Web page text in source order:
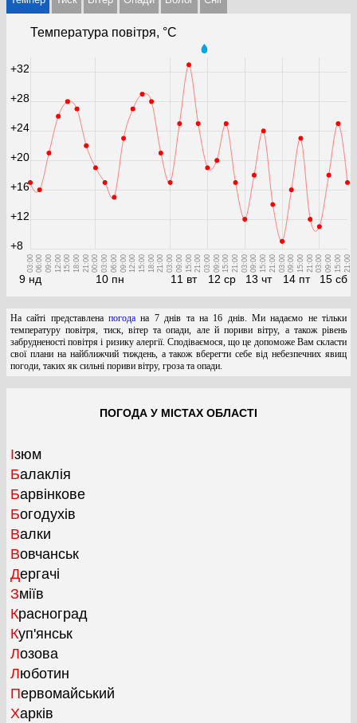
Температура повітря, °С
9 нд
03:0006:00 09:00 12:0015:00 18:00 21:00
10 пн
00:00 03:00 06:00 09:0012:00 15:00 18:0021:00
11 вт
03:00 09:00 15:0021:00
12 ср
03:00 09:0015:00 21:00
13 чт
03:0009:00 15:00 21:00
14 пт
03:0009:00 15:00 21:00
15 сб
03:00 09:00 15:00 21:00
+8
+12
+16
+20
+24
+28
+32
На сайті представленапогода на 7 днів та на 16 днів. Ми надаємо не тільки
температуру повітря, тиск, вітер та опади, але й пориви вітру, а також рівень
забрудненості повітря і ризику алергії. Сподіваємося, що це допоможе Вам скласти
свої плани на найближчий тиждень, а також вберегти себе від небезпечних явищ
погоди, таких як сильні пориви вітру, гроза та опади.
ПОГОДА У МІСТАХ ОБЛАСТІ
Ізюм
Балаклія
Барвінкове
Богодухів
Валки
Вовчанськ
Дергачі
Зміїв
Красноград
Куп'янськ
Лозова
Люботин
Первомайський
Харків